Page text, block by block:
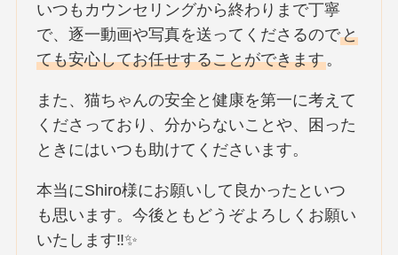
いつもカウンセリングから終わりまで丁寧
で、逐一動画や写真を送ってくださるのでと
ても安心してお任せすることができます。
また、猫ちゃんの安全と健康を第一に考えて
くださっており、分からないことや、困った
ときにはいつも助けてくださいます。
本当にShiro様にお願いして良かったといつ
も思います。今後ともどうぞよろしくお願い
いたします‼✨